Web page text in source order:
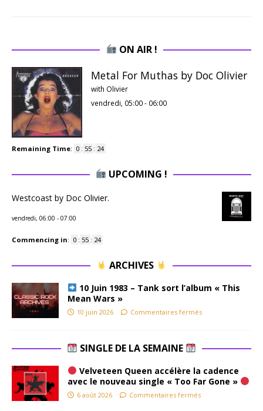
ON AIR !
Metal For Muthas by Doc Olivier
with Olivier
vendredi, 05:00- 06:00
Remaining Time: 0 : 55 : 23
UPCOMING !
Westcoast by Doc Olivier.
vendredi, 06:00 - 07:00
Commencing in: 0 : 55 : 23
ARCHIVES
10 Juin 1983 – Tank sort l’album « This
Mean Wars »
10 juin 2026 Commentaires fermés
SINGLE DE LA SEMAINE
Velveteen Queen accélère la cadence
avec le nouveau single « Too Far Gone »
6 août 2026 Commentaires fermés